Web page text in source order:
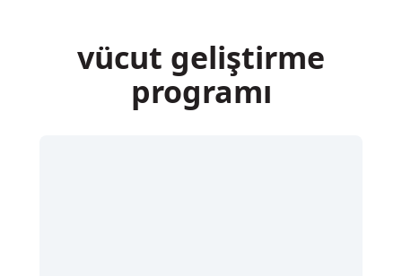
vücut geliştirme
programı